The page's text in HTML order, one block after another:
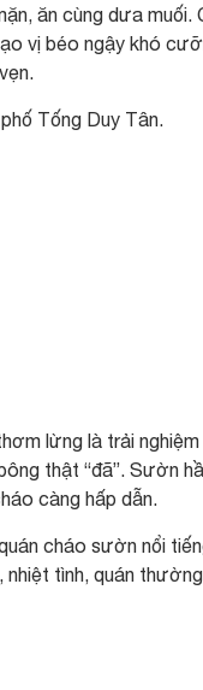
ăn cùng dưa muối.
vị béo ngậy khó
Tống Duy Tân.
lừng là trải nghiệm
thật “đã”. Sườn
càng hấp dẫn.
cháo sườn nổi
nhiệt tình, quán thường